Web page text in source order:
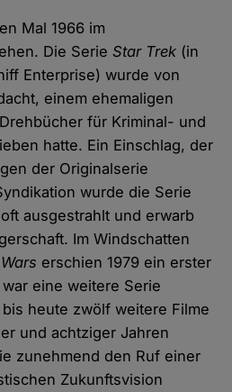
Mal 1966 im
Die SerieStar Trek (in
Enterprise) wurde von
einem ehemaligen
für Kriminal- und
hatte. Ein Einschlag, der
der Originalserie
wurde die Serie
ausgestrahlt und erwarb
Im Windschatten
erschien 1979 ein erster
eine weitere Serie
heute zwölf weitere Filme
und achtziger Jahren
zunehmend den Ruf einer
Zukunftsvision